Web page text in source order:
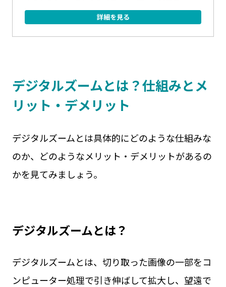
は、企業や施設向けに屋外に適した防犯カメラを選ぶ...
詳細を見る
デジタルズームとは？仕組みとメ
リット・デメリット
デジタルズームとは具体的にどのような仕組みな
のか、どのようなメリット・デメリットがあるの
かを見てみましょう。
デジタルズームとは？
デジタルズームとは、切り取った画像の一部をコ
ンピューター処理で引き伸ばして拡大し、望遠で